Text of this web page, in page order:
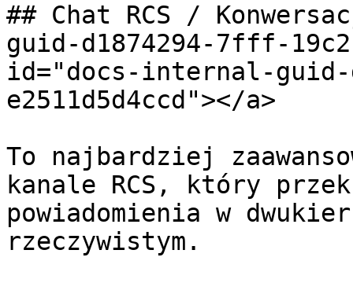
## Chat RCS /
guid-d1874294-7fff-
id="docs-internal-guid-
e2511d5d4ccd"></a>
To najbardziej
kanale RCS, który
powiadomienia w
rzeczywistym.